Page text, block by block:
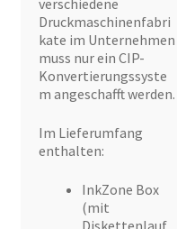
verschiedene
Druckmaschinenfabri
kate im Unternehmen
muss nur ein CIP-
Konvertierungssyste
m angeschafft werden.
Im Lieferumfang
enthalten:
InkZone Box
(mit
Diskettenlauf